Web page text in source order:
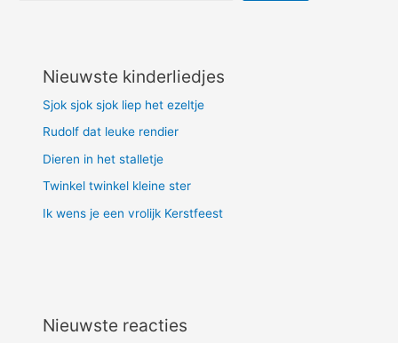
Nieuwste kinderliedjes
Sjok sjok sjok liep het ezeltje
Rudolf dat leuke rendier
Dieren in het stalletje
Twinkel twinkel kleine ster
Ik wens je een vrolijk Kerstfeest
Nieuwste reacties